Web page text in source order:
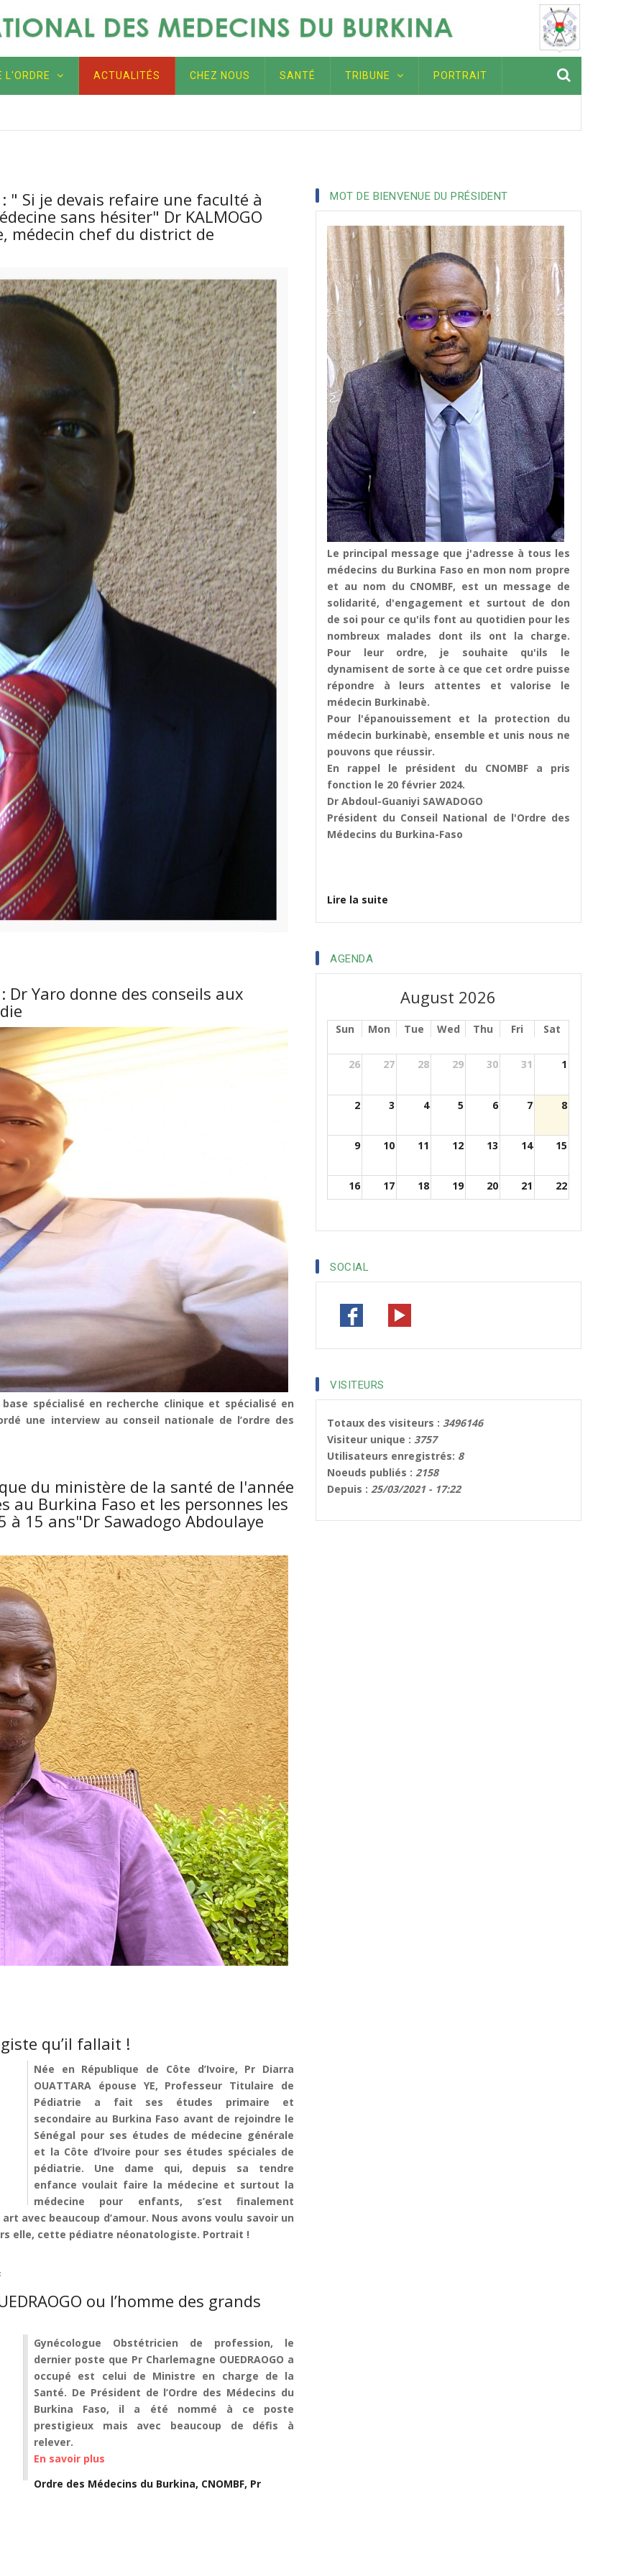
L'ORDRE ACTUALITÉS CHEZ NOUS SANTÉ TRIBUNE PORTRAIT
" Si je devais refaire une faculté à
sans hésiter" Dr KALMOGO
médecin chef du district de
Yaro donne des conseils aux
spécialisé en recherche clinique et spécialisé en
une interview au conseil nationale de l’ordre des
du ministère de la santé de l'année
au Burkina Faso et les personnes les
15 ans"Dr Sawadogo Abdoulaye
qu’il fallait !
Née en République de Côte d’Ivoire, Pr Diarra
OUATTARA épouse YE, Professeur Titulaire de
Pédiatrie a fait ses études primaire et
secondaire au Burkina Faso avant de rejoindre le
Sénégal pour ses études de médecine générale
et la Côte d’Ivoire pour ses études spéciales de
pédiatrie. Une dame qui, depuis sa tendre
enfance voulait faire la médecine et surtout la
médecine pour enfants, s’est finalement
avec beaucoup d’amour. Nous avons voulu savoir un
elle, cette pédiatre néonatologiste. Portrait !
ou l’homme des grands
Gynécologue Obstétricien de profession, le
dernier poste que Pr Charlemagne OUEDRAOGO a
occupé est celui de Ministre en charge de la
Santé. De Président de l’Ordre des Médecins du
Burkina Faso, il a été nommé à ce poste
prestigieux mais avec beaucoup de défis à
relever.
En savoir plus
DE
Ordre des Médecins du Burkina, CNOMBF, Pr
MOT DE BIENVENUE DU PRÉSIDENT
Le principal message que j'adresse à tous les
médecins du Burkina Faso en mon nom propre
et au nom du CNOMBF, est un message de
solidarité, d'engagement et surtout de don
de soi pour ce qu'ils font au quotidien pour les
nombreux malades dont ils ont la charge.
Pour leur ordre, je souhaite qu'ils le
dynamisent de sorte à ce que cet ordre puisse
répondre à leurs attentes et valorise le
médecin Burkinabè.
Pour l'épanouissement et la protection du
médecin burkinabè, ensemble et unis nous ne
pouvons que réussir.
En rappel le président du CNOMBF a pris
fonction le 20 février 2024.
Dr Abdoul-Guaniyi SAWADOGO
Président du Conseil National de l'Ordre des
Médecins du Burkina-Faso
Lire la suite
AGENDA
August 2026
Sun Mon Tue Wed Thu Fri Sat
26 27 28 29 30 31 1
2 3 4 5 6 7 8
9 10 11 12 13 14 15
16 17 18 19 20 21 22
30
SOCIAL
VISITEURS
Totaux des visiteurs : 3496146
Visiteur unique : 3757
Utilisateurs enregistrés: 8
Noeuds publiés : 2158
Depuis : 25/03/2021 - 17:22